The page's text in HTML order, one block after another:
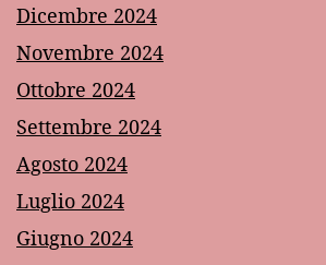
Dicembre 2024
Novembre 2024
Ottobre 2024
Settembre 2024
Agosto 2024
Luglio 2024
Giugno 2024